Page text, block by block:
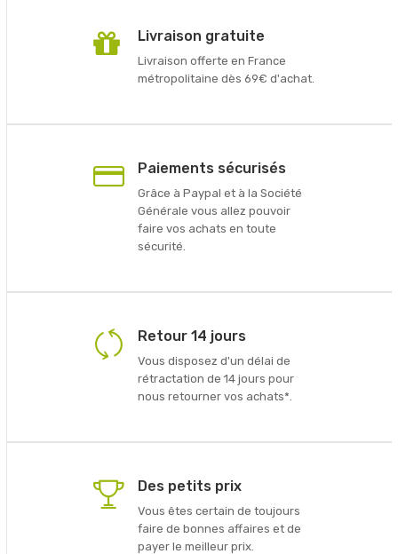
Livraison gratuite
Livraison offerte en France
métropolitaine dès 69€ d'achat.
Paiements sécurisés
Grâce à Paypal et à la Société
Générale vous allez pouvoir
faire vos achats en toute
sécurité.
Retour 14 jours
Vous disposez d'un délai de
rétractation de 14 jours pour
nous retourner vos achats*.
Des petits prix
Vous êtes certain de toujours
faire de bonnes affaires et de
payer le meilleur prix.